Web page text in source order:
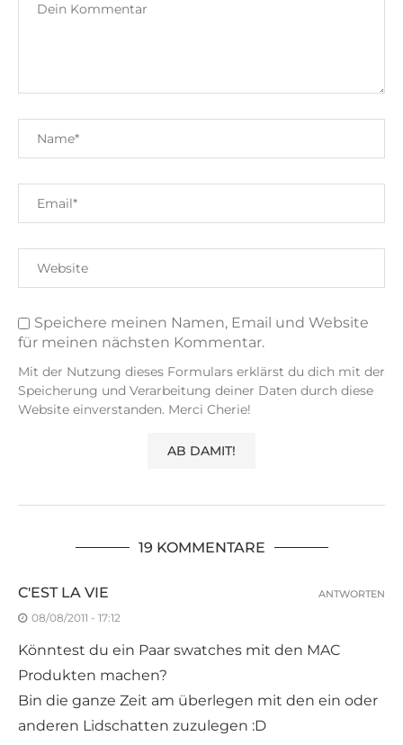
Speichere meinen Namen, Email und Website
für meinen nächsten Kommentar.
Mit der Nutzung dieses Formulars erklärst du dich mit der
Speicherung und Verarbeitung deiner Daten durch diese
Website einverstanden. Merci Cherie!
19 KOMMENTARE
C'EST LA VIE
08/08/2011 - 17:12
Könntest du ein Paar swatches mit den MAC
Produkten machen?
Bin die ganze Zeit am überlegen mit den ein oder
anderen Lidschatten zuzulegen :D
ANTWORTEN